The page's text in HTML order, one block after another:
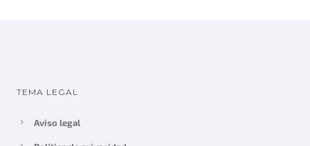
TEMA LEGAL
Aviso legal